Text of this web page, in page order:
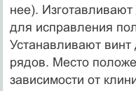
нее).
для исправления
Устанавливают
рядов. Место
зависимости от